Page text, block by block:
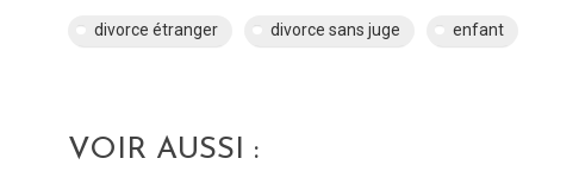
divorce étranger divorce sans juge enfant
VOIR AUSSI :